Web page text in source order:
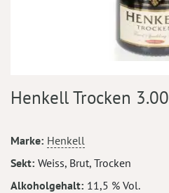
Anfang
springen
Henkell Trocken 3.00
Mehr
Informationen
Marke Henkell
Sekt Weiss, Brut, Trocken
Alkoholgehalt 11,5 % Vol.